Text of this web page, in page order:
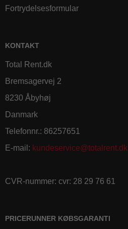
Fortrydelsesformular
KONTAKT
Total Rent.dk
Bremsagervej 2
8230 Åbyhøj
Danmark
Telefonnr.: 86257651
E-mail : kundeservice@totalrent.dk
CVR-nummer: cvr: 28 29 76 61
PRICERUNNER KØBSGARANTI